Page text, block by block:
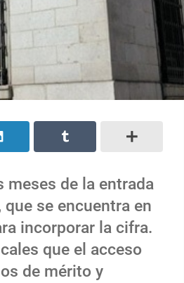
meses de la entrada
se encuentra en
incorporar la cifra.
que el acceso
de mérito y